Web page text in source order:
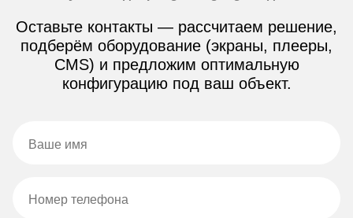
Оставьте контакты — рассчитаем решение,
подберём оборудование (экраны, плееры,
CMS) и предложим оптимальную
конфигурацию под ваш объект.